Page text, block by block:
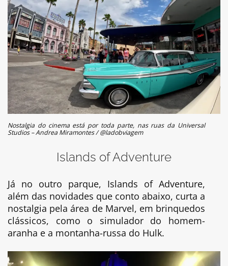
Nostalgia do cinema está por toda parte, nas ruas da Universal
Studios – Andrea Miramontes / @ladobviagem
Islands of Adventure
Já no outro parque, Islands of Adventure,
além das novidades que conto abaixo, curta a
nostalgia pela área de Marvel, em brinquedos
clássicos, como o simulador do homem-
aranha e a montanha-russa do Hulk.